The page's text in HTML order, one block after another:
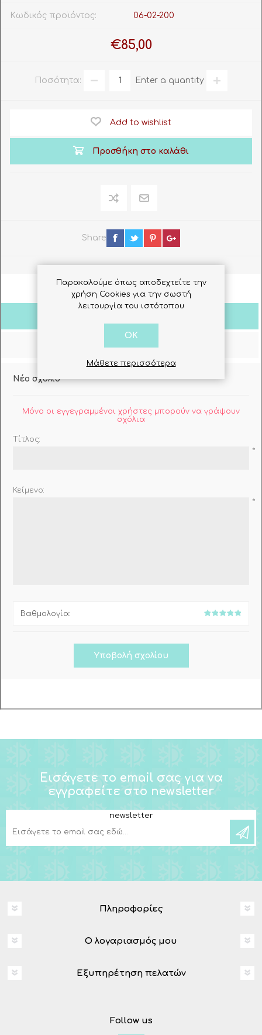
Κωδικός προϊόντος: 06-02-200
€85,00
Ποσότητα: Enter a quantity
Add to wishlist
Προσθήκη στο καλάθι
Share
Νέο σχόλιο
Μόνο οι εγγεγραμμένοι χρήστες μπορούν να γράψουν
σχόλια
Τίτλος:
*
Κείμενο:
*
Βαθμολογία:
Εισάγετε το email σας για να
εγγραφείτε στο newsletter
newsletter
Πληροφορίες
Ο λογαριασμός μου
Εξυπηρέτηση πελατών
Follow us
Παρακαλούμε όπως αποδεχτείτε την
χρήση Cookies για την σωστή
λειτουργία του ιστότοπου
OK
Μάθετε περισσότερα